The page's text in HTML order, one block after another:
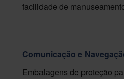
facilidade de
Comunicação e
Embalagens de proteção